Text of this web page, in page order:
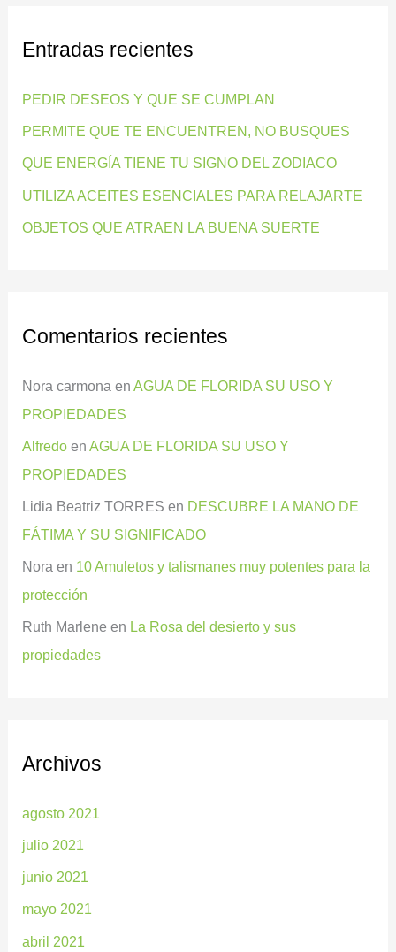
a
p
o
r
:
Entradas recientes
PEDIR DESEOS Y QUE SE CUMPLAN
PERMITE QUE TE ENCUENTREN, NO BUSQUES
QUE ENERGÍA TIENE TU SIGNO DEL ZODIACO
UTILIZA ACEITES ESENCIALES PARA RELAJARTE
OBJETOS QUE ATRAEN LA BUENA SUERTE
Comentarios recientes
Nora carmona enAGUA DE FLORIDA SU USO Y
PROPIEDADES
Alfredo enAGUA DE FLORIDA SU USO Y
PROPIEDADES
Lidia Beatriz TORRES en DESCUBRE LA MANO DE
FÁTIMA Y SU SIGNIFICADO
Nora en 10 Amuletos y talismanes muy potentes para la
protección
Ruth Marlene en La Rosa del desierto y sus
propiedades
Archivos
agosto 2021
julio 2021
junio 2021
mayo 2021
abril 2021